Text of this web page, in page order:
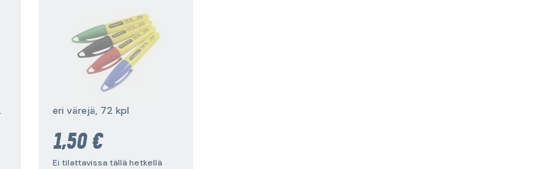
eri värejä, 72 kpl
1,50 €
Ei tilattavissa tällä hetkellä